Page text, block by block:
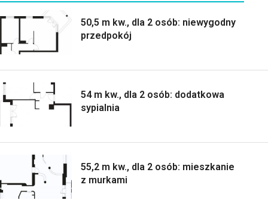
50,5 m kw., dla 2 osób: niewygodny
przedpokój
54 m kw., dla 2 osób: dodatkowa
sypialnia
55,2 m kw., dla 2 osób: mieszkanie
z murkami